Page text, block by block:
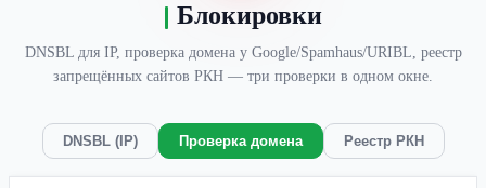
Блокировки
DNSBL для IP, проверка домена у Google/Spamhaus/URIBL, реестр
запрещённых сайтов РКН — три проверки в одном окне.
DNSBL (IP) Проверка домена Реестр РКН